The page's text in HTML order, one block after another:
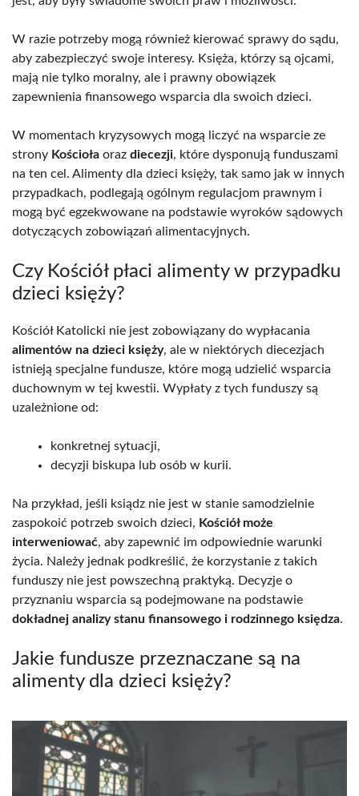
W razie potrzeby mogą również kierować sprawy do sądu,
aby zabezpieczyć swoje interesy. Księża, którzy są ojcami,
mają nie tylko moralny, ale i prawny obowiązek
zapewnienia finansowego wsparcia dla swoich dzieci.
W momentach kryzysowych mogą liczyć na wsparcie ze
strony Kościoła oraz diecezji, które dysponują funduszami
na ten cel. Alimenty dla dzieci księży, tak samo jak w innych
przypadkach, podlegają ogólnym regulacjom prawnym i
mogą być egzekwowane na podstawie wyroków sądowych
dotyczących zobowiązań alimentacyjnych.
Czy Kościół płaci alimenty w przypadku
dzieci księży?
Kościół Katolicki nie jest zobowiązany do wypłacania
alimentów na dzieci księży, ale w niektórych diecezjach
istnieją specjalne fundusze, które mogą udzielić wsparcia
duchownym w tej kwestii. Wypłaty z tych funduszy są
uzależnione od:
konkretnej sytuacji,
decyzji biskupa lub osób w kurii.
Na przykład, jeśli ksiądz nie jest w stanie samodzielnie
zaspokoić potrzeb swoich dzieci, Kościół może
interweniować, aby zapewnić im odpowiednie warunki
życia. Należy jednak podkreślić, że korzystanie z takich
funduszy nie jest powszechną praktyką. Decyzje o
przyznaniu wsparcia są podejmowane na podstawie
dokładnej analizy stanu finansowego i rodzinnego księdza.
Jakie fundusze przeznaczane są na
alimenty dla dzieci księży?